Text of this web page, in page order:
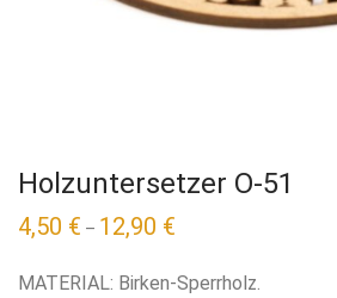
Holzuntersetzer O-51
4,50 € – 12,90 €
MATERIAL: Birken-Sperrholz.